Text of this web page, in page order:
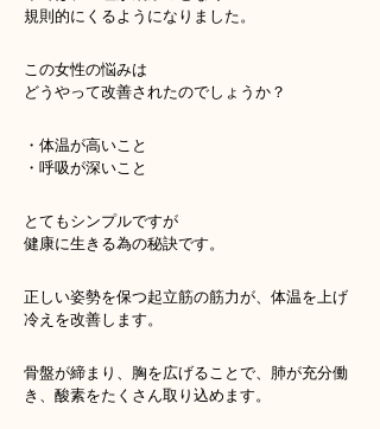
規則的にくるようになりました。
この女性の悩みは
どうやって改善されたのでしょうか？
・体温が高いこと
・呼吸が深いこと
とてもシンプルですが
健康に生きる為の秘訣です。
正しい姿勢を保つ起立筋の筋力が、体温を上げ
冷えを改善します。
骨盤が締まり、胸を広げることで、肺が充分働
き、酸素をたくさん取り込めます。